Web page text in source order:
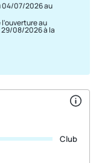
04/07/2026 au
l'ouverture au
08/2026 à la
Club